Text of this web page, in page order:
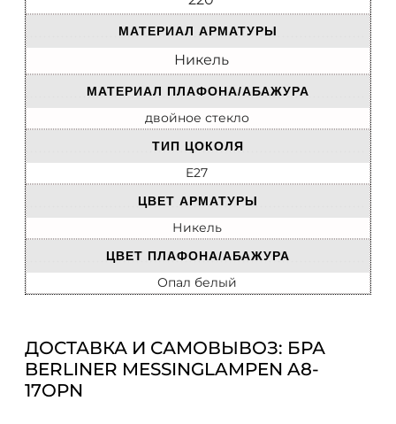
МАТЕРИАЛ АРМАТУРЫ
Никель
МАТЕРИАЛ ПЛАФОНА/АБАЖУРА
двойное стекло
ТИП ЦОКОЛЯ
E27
ЦВЕТ АРМАТУРЫ
Никель
ЦВЕТ ПЛАФОНА/АБАЖУРА
Опал белый
ДОСТАВКА И САМОВЫВОЗ: БРА
BERLINER MESSINGLAMPEN A8-
17OPN